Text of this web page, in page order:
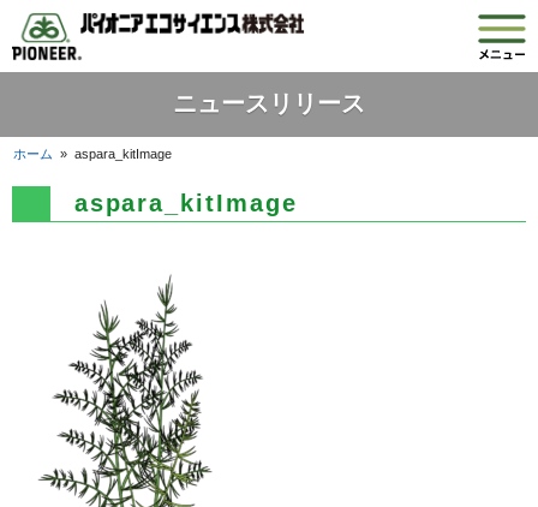
ニュースリリース
ホーム »aspara_kitImage
aspara_kitImage